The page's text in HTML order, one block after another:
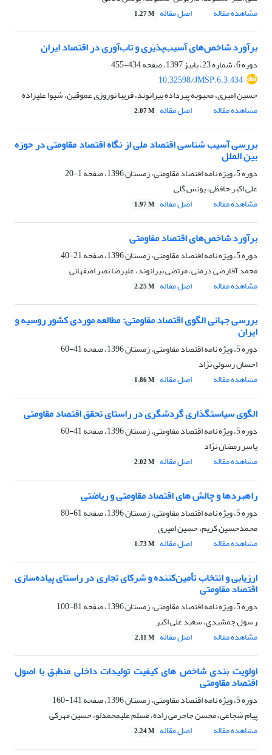
مشاهده مقاله
اصل مقاله 1.27 M
برآورد شاخص‌های آسیب‌پذیری و تاب‌آوری در اقتصاد ایران
دوره 6، شماره 23، پاییز 1397، صفحه
434-455
10.32598/JMSP.6.3.434
حسین امیری، محبوبه پیرداده بیرانوند، فریبا نوروزی عموقین، شیوا علیزاده
مشاهده مقاله
اصل مقاله 2.07 M
بررسی آسیب شناسی اقتصاد ملی از نگاه اقتصاد مقاومتی در حوزه
بین الملل
دوره 5، ویژه نامه اقتصاد مقاومتی، زمستان 1396، صفحه
1-20
علی اکبر حافظی، یونس گلی
مشاهده مقاله
اصل مقاله 1.97 M
برآورد شاخص‌های اقتصاد مقاومتی
دوره 5، ویژه نامه اقتصاد مقاومتی، زمستان 1396، صفحه
21-40
محمد آقارضی درمنی، مرتضی بیرانوند، علیرضا نصر اصفهانی
مشاهده مقاله
اصل مقاله 2.25 M
بررسی جهانی الگوی اقتصاد مقاومتی: مطالعه موردی کشور روسیه و
ایران
دوره 5، ویژه نامه اقتصاد مقاومتی، زمستان 1396، صفحه
41-60
احسان رسولی نژاد
مشاهده مقاله
اصل مقاله 1.86 M
الگوی سیاستگذاری گردشگری در راستای تحقق اقتصاد مقاومتی
دوره 5، ویژه نامه اقتصاد مقاومتی، زمستان 1396، صفحه
41-60
یاسر رمضان نژاد
مشاهده مقاله
اصل مقاله 2.02 M
راهبردها و چالش های اقتصاد مقاومتی و ریاضتی
دوره 5، ویژه نامه اقتصاد مقاومتی، زمستان 1396، صفحه
61-80
محمدحسین کریم، حسین امیری
مشاهده مقاله
اصل مقاله 1.73 M
ارزیابی و انتخاب تأمین‌کننده و شرکای تجاری در راستای پیاده‌سازی
اقتصاد مقاومتی
دوره 5، ویژه نامه اقتصاد مقاومتی، زمستان 1396، صفحه
81-100
رسول جمشیدی، سعید علی اکبر
مشاهده مقاله
اصل مقاله 2.11 M
اولویت بندی شاخص های کیفیت تولیدات داخلی منطبق با اصول
اقتصاد مقاومتی
دوره 5، ویژه نامه اقتصاد مقاومتی، زمستان 1396، صفحه
141-160
پیام شجاعی، محسن جاجرمی زاده، مسلم علیمحمدلو، حسین مهرکی
مشاهده مقاله
اصل مقاله 2.24 M